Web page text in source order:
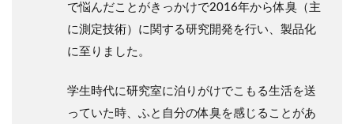
で悩んだことがきっかけで2016年から体臭（主
に測定技術）に関する研究開発を行い、製品化
に至りました。
学生時代に研究室に泊りがけでこもる生活を送
っていた時、ふと自分の体臭を感じることがあ